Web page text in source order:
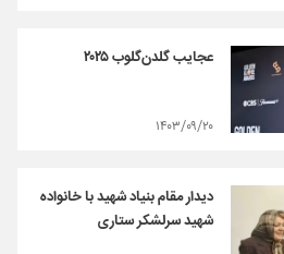
عجایب گلدن‌گلوب ۲۰۲۵
۱۴۰۳/۰۹/۲۰
دیدار مقام بنیاد شهید با خانواده
شهید سرلشکر ستاری